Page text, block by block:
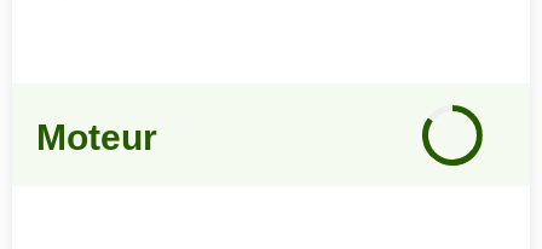
Moteur
avis
85%